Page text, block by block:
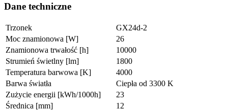
Dane techniczne
Trzonek
GX24d-2
Moc znamionowa [W]
26
Znamionowa trwałość [h]
10000
Strumień świetlny [lm]
1800
Temperatura barwowa [K]
4000
Barwa światła
Ciepła od 3300 K
Zużycie energii [kWh/1000h]
23
Średnica [mm]
12